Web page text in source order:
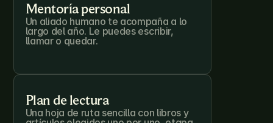
Mentoría personal
Un aliado humano te acompaña a lo
largo del año. Le puedes escribir,
llamar o quedar.
Plan de lectura
Una hoja de ruta sencilla con libros y